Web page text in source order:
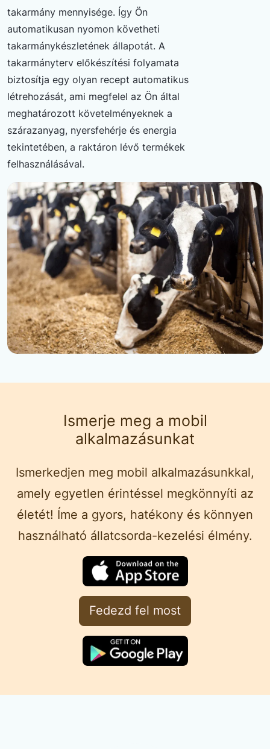
takarmány mennyisége. Így Ön
automatikusan nyomon követheti
takarmánykészletének állapotát. A
takarmányterv előkészítési folyamata
biztosítja egy olyan recept automatikus
létrehozását, ami megfelel az Ön által
meghatározott követelményeknek a
szárazanyag, nyersfehérje és energia
tekintetében, a raktáron lévő termékek
felhasználásával.
Ismerje meg a mobil
alkalmazásunkat
Ismerkedjen meg mobil alkalmazásunkkal,
amely egyetlen érintéssel megkönnyíti az
életét! Íme a gyors, hatékony és könnyen
használható állatcsorda-kezelési élmény.
Fedezd fel most